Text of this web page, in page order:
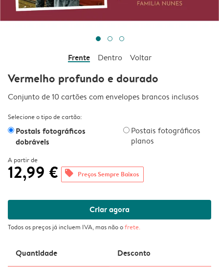
Frente Dentro Voltar
Vermelho profundo e dourado
Conjunto de 10 cartões com envelopes brancos inclusos
Selecione o tipo de cartão:
Postais fotográficos
dobráveis
Postais fotográficos
planos
A partir de
12,99 € offers Preços Sempre Baixos
Criar agora
Todos os preços já incluem IVA, mas não ofrete.
Quantidade Desconto